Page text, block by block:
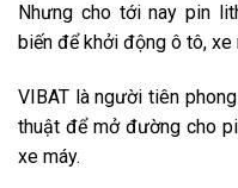
Nhưng cho tới nay pin
biến để khởi động ô tô,
VIBAT là người tiên
thuật để mở đường cho
xe máy.